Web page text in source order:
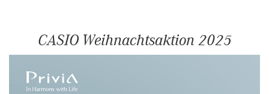
CASIO Weihnachtsaktion 2025